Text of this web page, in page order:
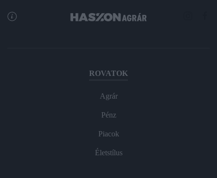
ROVATOK
Agrár
Pénz
Piacok
Életstílus